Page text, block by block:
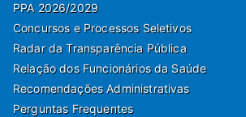
PPA 2026/2029
Concursos e Processos Seletivos
Radar da Transparência Pública
Relação dos Funcionários da Saúde
Recomendações Administrativas
Perguntas Frequentes